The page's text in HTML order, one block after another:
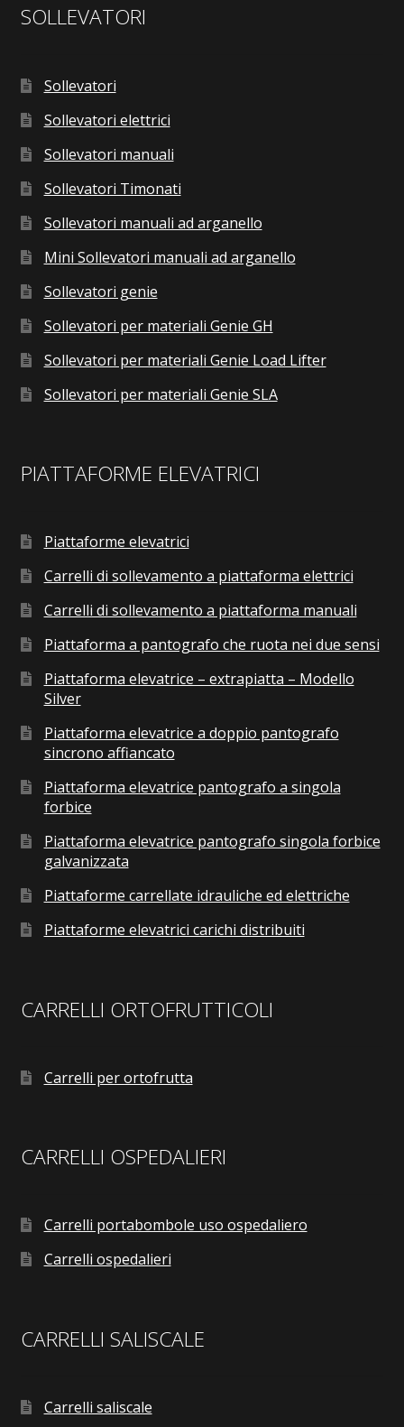
SOLLEVATORI
Sollevatori
Sollevatori elettrici
Sollevatori manuali
Sollevatori Timonati
Sollevatori manuali ad arganello
Mini Sollevatori manuali ad arganello
Sollevatori genie
Sollevatori per materiali Genie GH
Sollevatori per materiali Genie Load Lifter
Sollevatori per materiali Genie SLA
PIATTAFORME ELEVATRICI
Piattaforme elevatrici
Carrelli di sollevamento a piattaforma elettrici
Carrelli di sollevamento a piattaforma manuali
Piattaforma a pantografo che ruota nei due sensi
Piattaforma elevatrice – extrapiatta – Modello
Silver
Piattaforma elevatrice a doppio pantografo
sincrono affiancato
Piattaforma elevatrice pantografo a singola
forbice
Piattaforma elevatrice pantografo singola forbice
galvanizzata
Piattaforme carrellate idrauliche ed elettriche
Piattaforme elevatrici carichi distribuiti
CARRELLI ORTOFRUTTICOLI
Carrelli per ortofrutta
CARRELLI OSPEDALIERI
Carrelli portabombole uso ospedaliero
Carrelli ospedalieri
CARRELLI SALISCALE
Carrelli saliscale